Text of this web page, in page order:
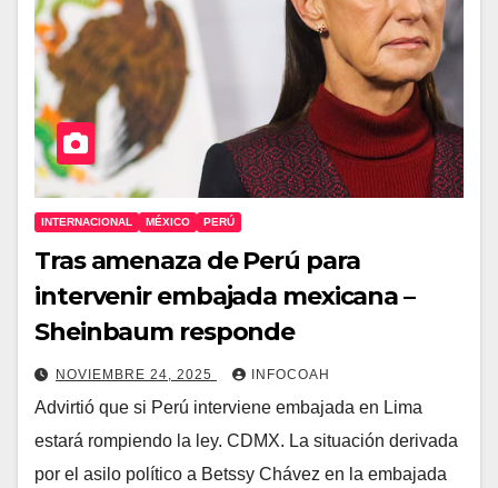
INTERNACIONAL MÉXICO PERÚ
Tras amenaza de Perú para
intervenir embajada mexicana –
Sheinbaum responde
NOVIEMBRE 24, 2025 INFOCOAH
Advirtió que si Perú interviene embajada en Lima
estará rompiendo la ley. CDMX. La situación derivada
por el asilo político a Betssy Chávez en la embajada